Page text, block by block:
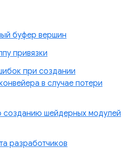
буфер вершин
привязки
при создании
в случае потери
созданию шейдерных модулей
разработчиков